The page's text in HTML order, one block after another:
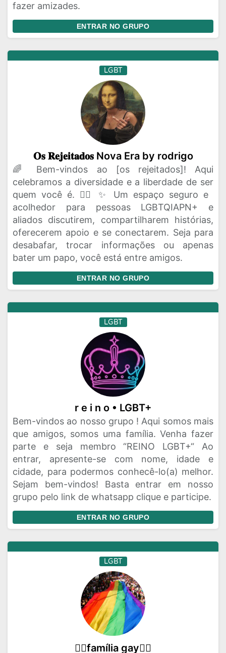
fazer amizades.
ENTRAR NO GRUPO
LGBT
𝐎𝐬 𝐑𝐞𝐣𝐞𝐢𝐭𝐚𝐝𝐨𝐬 Nova Era by rodrigo
🌈 Bem-vindos ao [os rejeitados]! Aqui
celebramos a diversidade e a liberdade de ser
quem você é. 🏳️‍🌈 ✨ Um espaço seguro e
acolhedor para pessoas LGBTQIAPN+ e
aliados discutirem, compartilharem histórias,
oferecerem apoio e se conectarem. Seja para
desabafar, trocar informações ou apenas
bater um papo, você está entre amigos.
ENTRAR NO GRUPO
LGBT
r e i n o • LGBT+
Bem-vindos ao nosso grupo ! Aqui somos mais
que amigos, somos uma família. Venha fazer
parte e seja membro “REINO LGBT+“ Ao
entrar, apresente-se com nome, idade e
cidade, para podermos conhecê-lo(a) melhor.
Sejam bem-vindos! Basta entrar em nosso
grupo pelo link de whatsapp clique e participe.
ENTRAR NO GRUPO
LGBT
🏳‍🌈família gay🏳‍🌈